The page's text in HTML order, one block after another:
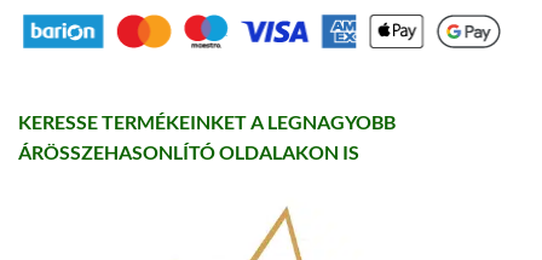
KERESSE TERMÉKEINKET A LEGNAGYOBB
ÁRÖSSZEHASONLÍTÓ OLDALAKON IS